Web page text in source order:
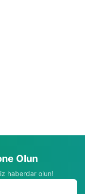
Olun
haberdar olun!